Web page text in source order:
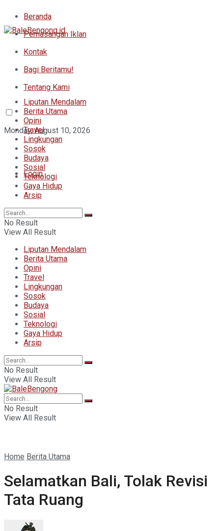
Beranda
Pemasangan Iklan
Kontak
Bagi Beritamu!
Tentang Kami
Monday, August 10, 2026
Login
Liputan Mendalam
Berita Utama
Opini
Travel
Lingkungan
Sosok
Budaya
Sosial
Teknologi
Gaya Hidup
Arsip
No Result
View All Result
Liputan Mendalam
Berita Utama
Opini
Travel
Lingkungan
Sosok
Budaya
Sosial
Teknologi
Gaya Hidup
Arsip
No Result
View All Result
No Result
View All Result
Home Berita Utama
Selamatkan Bali, Tolak Revisi
Tata Ruang